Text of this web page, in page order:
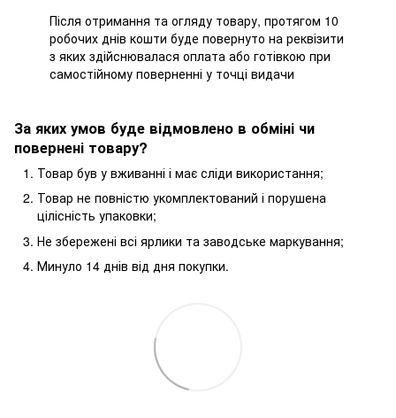
Після отримання та огляду товару, протягом 10
робочих днів кошти буде повернуто на реквізити
з яких здійснювалася оплата або готівкою при
самостійному поверненні у точці видачи
За яких умов буде відмовлено в обміні чи
повернені товару?
Товар був у вживанні і має сліди використання;
Товар не повністю укомплектований і порушена
цілісність упаковки;
Не збережені всі ярлики та заводське маркування;
Минуло 14 днів від дня покупки.